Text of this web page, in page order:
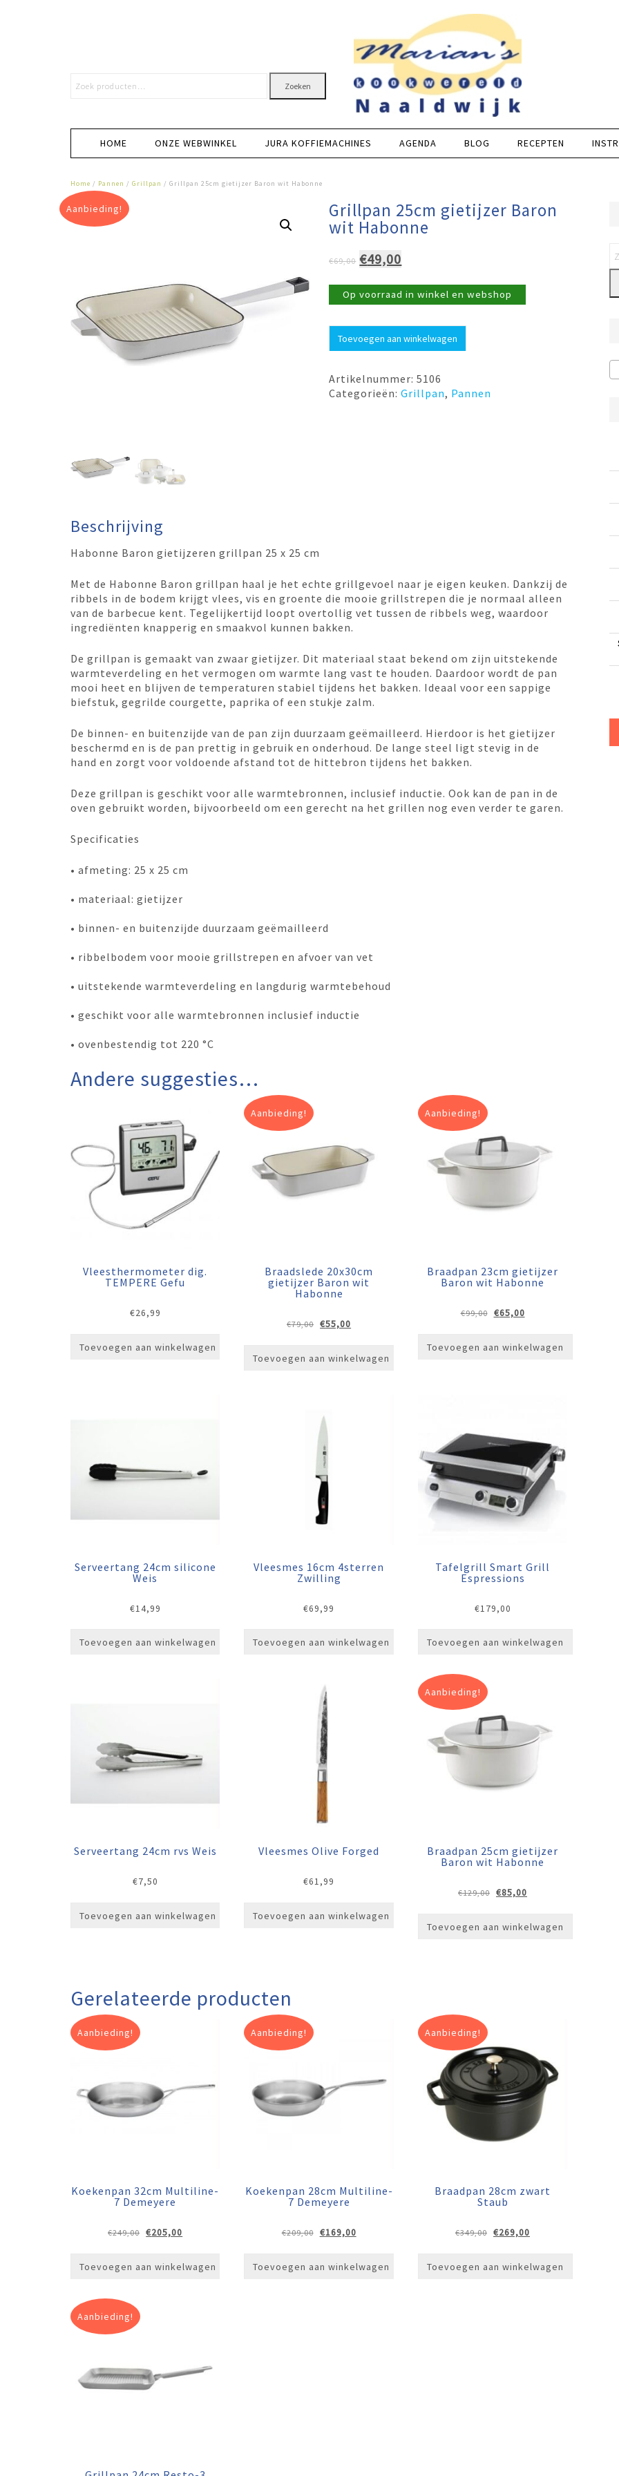
Zoeken
HOME ONZE WEBWINKEL JURA KOFFIEMACHINES AGENDA BLOG RECEPTEN
Home / Pannen / Grillpan / Grillpan 25cm gietijzer Baron wit Habonne
Aanbieding! Grillpan 25cm gietijzer Baron
wit Habonne
€69,00 Oorspronkelijke
was:
€49,00
is:
Op voorraad in winkel en webshop
25cm
Baron
wit
Toevoegen aan winkelwagen
Artikelnummer:5106
Categorieën:Grillpan, Pannen
Beschrijving
Habonne Baron gietijzeren grillpan 25 x 25 cm
Met de Habonne Baron grillpan haal je het echte grillgevoel naar je eigen keuken. Dankzij de
ribbels in de bodem krijgt vlees, vis en groente die mooie grillstrepen die je normaal alleen
van de barbecue kent. Tegelijkertijd loopt overtollig vet tussen de ribbels weg, waardoor
ingrediënten knapperig en smaakvol kunnen bakken.
De grillpan is gemaakt van zwaar gietijzer. Dit materiaal staat bekend om zijn uitstekende
warmteverdeling en het vermogen om warmte lang vast te houden. Daardoor wordt de pan
mooi heet en blijven de temperaturen stabiel tijdens het bakken. Ideaal voor een sappige
biefstuk, gegrilde courgette, paprika of een stukje zalm.
De binnen- en buitenzijde van de pan zijn duurzaam geëmailleerd. Hierdoor is het gietijzer
beschermd en is de pan prettig in gebruik en onderhoud. De lange steel ligt stevig in de
hand en zorgt voor voldoende afstand tot de hittebron tijdens het bakken.
Deze grillpan is geschikt voor alle warmtebronnen, inclusief inductie. Ook kan de pan in de
oven gebruikt worden, bijvoorbeeld om een gerecht na het grillen nog even verder te garen.
Specificaties
• afmeting: 25 x 25 cm
• materiaal: gietijzer
• binnen- en buitenzijde duurzaam geëmailleerd
• ribbelbodem voor mooie grillstrepen en afvoer van vet
• uitstekende warmteverdeling en langdurig warmtebehoud
• geschikt voor alle warmtebronnen inclusief inductie
• ovenbestendig tot 220 °C
Andere suggesties…
Vleesthermometer dig.
TEMPERE Gefu
€26,99
Toevoegen aan winkelwagen
Aanbieding!
Braadslede 20x30cm
gietijzer Baron wit
Habonne
€79,00 Oorspronkelijke
€79,00.
€55,00
€55,00.
Toevoegen aan winkelwagen
Aanbieding!
Braadpan 23cm gietijzer
Baron wit Habonne
€99,00
Oorspronkelijke
€99,00.
€65,00Huidige
€65,00.
Toevoegen aan winkelwagen
Serveertang 24cm silicone
Weis
€14,99
Toevoegen aan winkelwagen
Vleesmes 16cm 4sterren
Zwilling
€69,99
Toevoegen aan winkelwagen
Tafelgrill Smart Grill
Espressions
€179,00
Toevoegen aan winkelwagen
Serveertang 24cm rvs Weis
€7,50
Toevoegen aan winkelwagen
Vleesmes Olive Forged
€61,99
Toevoegen aan winkelwagen
Aanbieding!
Braadpan 25cm gietijzer
Baron wit Habonne
€129,00 Oorspronkelijke
€129,00.
€85,00
€85,00.
Toevoegen aan winkelwagen
Gerelateerde producten
Aanbieding!
Koekenpan 32cm Multiline-
7 Demeyere
€249,00 Oorspronkelijke
€249,00.
€205,00
€205,00.
Toevoegen aan winkelwagen
Aanbieding!
Koekenpan 28cm Multiline-
7 Demeyere
€209,00
Oorspronkelijke
€209,00.
€169,00Huidige
€169,00.
Toevoegen aan winkelwagen
Aanbieding!
Braadpan 28cm zwart
Staub
€349,00 Oorspronkelijke
€349,00.
€269,00
€269,00.
Toevoegen aan winkelwagen
Aanbieding!